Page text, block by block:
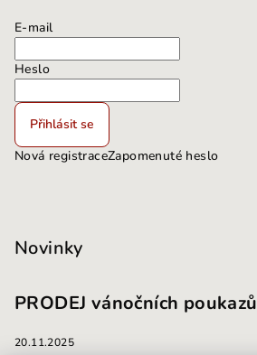
E-mail
Heslo
Přihlásit se
Nová registraceZapomenuté heslo
Novinky
PRODEJ vánočních poukazů
20.11.2025